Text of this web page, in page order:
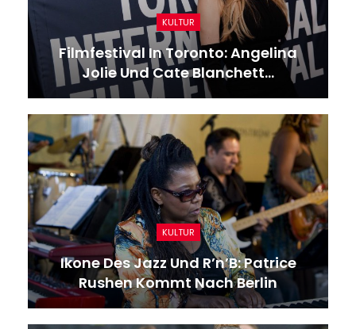
KULTUR
Filmfestival In Toronto: Angelina
Jolie Und Cate Blanchett…
KULTUR
Ikone Des Jazz Und R’n’B: Patrice
Rushen Kommt Nach Berlin